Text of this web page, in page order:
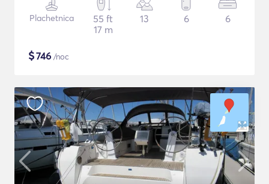
Plachetnica
55 ft
17 m
13 6 6
$746 /noc